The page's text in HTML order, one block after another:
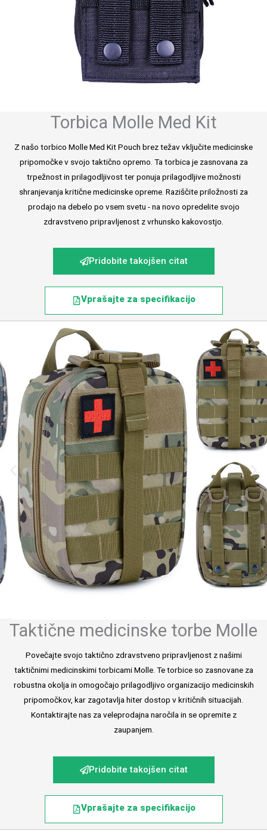
Torbica Molle Med Kit
Z našo torbico Molle Med Kit Pouch brez težav vključite medicinske
pripomočke v svojo taktično opremo. Ta torbica je zasnovana za
trpežnost in prilagodljivost ter ponuja prilagodljive možnosti
shranjevanja kritične medicinske opreme. Raziščite priložnosti za
prodajo na debelo po vsem svetu - na novo opredelite svojo
zdravstveno pripravljenost z vrhunsko kakovostjo.
Pridobite takojšen citat
Vprašajte za specifikacijo
Taktične medicinske torbe Molle
Povečajte svojo taktično zdravstveno pripravljenost z našimi
taktičnimi medicinskimi torbicami Molle. Te torbice so zasnovane za
robustna okolja in omogočajo prilagodljivo organizacijo medicinskih
pripomočkov, kar zagotavlja hiter dostop v kritičnih situacijah.
Kontaktirajte nas za veleprodajna naročila in se opremite z
zaupanjem.
Pridobite takojšen citat
Vprašajte za specifikacijo